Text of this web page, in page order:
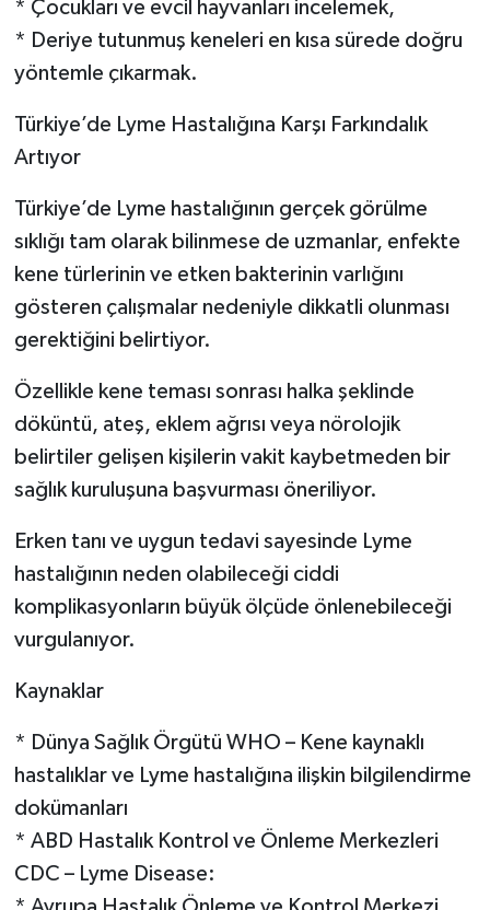
* Çocukları ve evcil hayvanları incelemek,
* Deriye tutunmuş keneleri en kısa sürede doğru
yöntemle çıkarmak.
Türkiye’de Lyme Hastalığına Karşı Farkındalık
Artıyor
Türkiye’de Lyme hastalığının gerçek görülme
sıklığı tam olarak bilinmese de uzmanlar, enfekte
kene türlerinin ve etken bakterinin varlığını
gösteren çalışmalar nedeniyle dikkatli olunması
gerektiğini belirtiyor.
Özellikle kene teması sonrası halka şeklinde
döküntü, ateş, eklem ağrısı veya nörolojik
belirtiler gelişen kişilerin vakit kaybetmeden bir
sağlık kuruluşuna başvurması öneriliyor.
Erken tanı ve uygun tedavi sayesinde Lyme
hastalığının neden olabileceği ciddi
komplikasyonların büyük ölçüde önlenebileceği
vurgulanıyor.
Kaynaklar
* Dünya Sağlık Örgütü WHO – Kene kaynaklı
hastalıklar ve Lyme hastalığına ilişkin bilgilendirme
dokümanları
* ABD Hastalık Kontrol ve Önleme Merkezleri
CDC – Lyme Disease: